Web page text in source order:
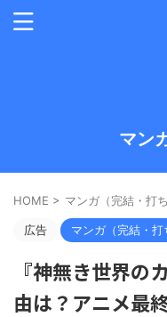
マン
HOME > マンガ（完結・打ち
広告 マンガ（完結・打
『神無き世界の
由は？アニメ最